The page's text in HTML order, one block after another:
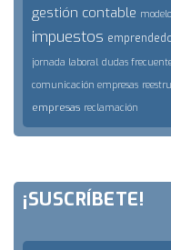
gestión contable
impuestos
jornada laboral dudas
comunicación empresas
empresas reclamación
¡SUSCRÍBETE!